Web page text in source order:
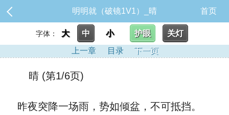
明明就（破镜1V1）_晴 首页
字体： 大 中 小 护眼
关灯
上一章
目录 下一页
晴 (第1/6页)
昨夜突降一场雨，势如倾盆，不可抵挡。